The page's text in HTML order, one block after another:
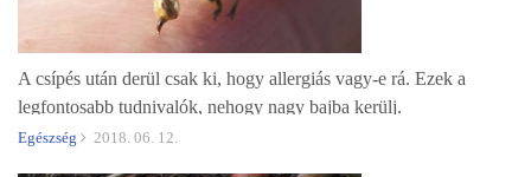
A csípés után derül csak ki, hogy allergiás vagy-e rá. Ezek a
legfontosabb tudnivalók, nehogy nagy bajba kerülj.
Egészség 2018. 06. 12.